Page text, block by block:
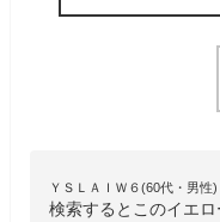
ＹＳＬＡＩＷ６(60代・男性)
検索するとこのイエ